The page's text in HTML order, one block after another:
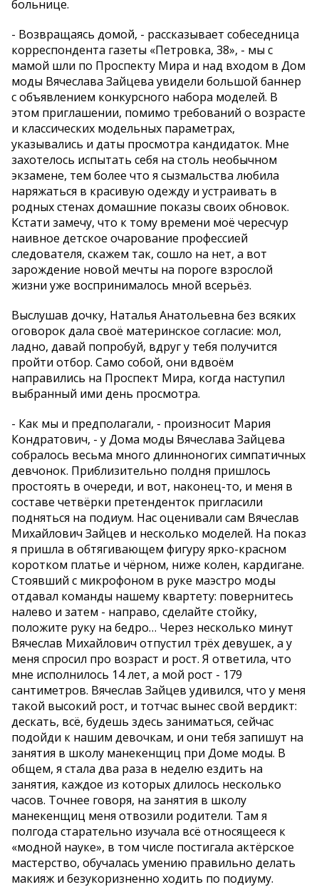
больнице.
- Возвращаясь домой, - рассказывает собеседница
корреспондента газеты «Петровка, 38», - мы с
мамой шли по Проспекту Мира и над входом в Дом
моды Вячеслава Зайцева увидели большой баннер
с объявлением конкурсного набора моделей. В
этом приглашении, помимо требований о возрасте
и классических модельных параметрах,
указывались и даты просмотра кандидаток. Мне
захотелось испытать себя на столь необычном
экзамене, тем более что я сызмальства любила
наряжаться в красивую одежду и устраивать в
родных стенах домашние показы своих обновок.
Кстати замечу, что к тому времени моё чересчур
наивное детское очарование профессией
следователя, скажем так, сошло на нет, а вот
зарождение новой мечты на пороге взрослой
жизни уже воспринималось мной всерьёз.
Выслушав дочку, Наталья Анатольевна без всяких
оговорок дала своё материнское согласие: мол,
ладно, давай попробуй, вдруг у тебя получится
пройти отбор. Само собой, они вдвоём
направились на Проспект Мира, когда наступил
выбранный ими день просмотра.
- Как мы и предполагали, - произносит Мария
Кондратович, - у Дома моды Вячеслава Зайцева
собралось весьма много длинноногих симпатичных
девчонок. Приблизительно полдня пришлось
простоять в очереди, и вот, наконец-то, и меня в
составе четвёрки претенденток пригласили
подняться на подиум. Нас оценивали сам Вячеслав
Михайлович Зайцев и несколько моделей. На показ
я пришла в обтягивающем фигуру ярко-красном
коротком платье и чёрном, ниже колен, кардигане.
Стоявший с микрофоном в руке маэстро моды
отдавал команды нашему квартету: повернитесь
налево и затем - направо, сделайте стойку,
положите руку на бедро… Через несколько минут
Вячеслав Михайлович отпустил трёх девушек, а у
меня спросил про возраст и рост. Я ответила, что
мне исполнилось 14 лет, а мой рост - 179
сантиметров. Вячеслав Зайцев удивился, что у меня
такой высокий рост, и тотчас вынес свой вердикт:
дескать, всё, будешь здесь заниматься, сейчас
подойди к нашим девочкам, и они тебя запишут на
занятия в школу манекенщиц при Доме моды. В
общем, я стала два раза в неделю ездить на
занятия, каждое из которых длилось несколько
часов. Точнее говоря, на занятия в школу
манекенщиц меня отвозили родители. Там я
полгода старательно изучала всё относящееся к
«модной науке», в том числе постигала актёрское
мастерство, обучалась умению правильно делать
макияж и безукоризненно ходить по подиуму.